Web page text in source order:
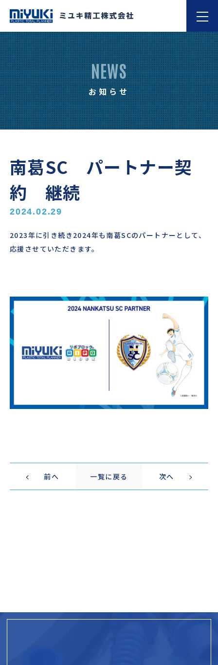
NEWS
お知らせ
南葛SC パートナー契
約 継続
2024.02.29
2023年に引き続き 2024年も南葛SCのパートナーとして、
応援させていただきます。
前へ 一覧に戻る 次へ